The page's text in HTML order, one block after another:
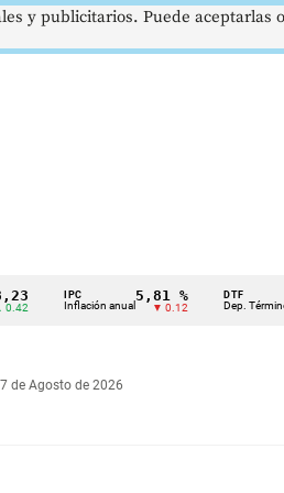
Inflación anual
5,81 %
▼ 0.12 Dep. Término Fijo
7 de Agosto de 2026
y publicitarios. Puede aceptarlas